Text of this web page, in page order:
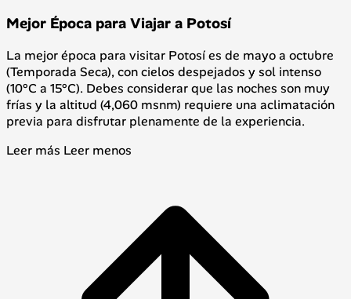
Mejor Época para Viajar a Potosí
La mejor época para visitar Potosí es de mayo a octubre
(Temporada Seca), con cielos despejados y sol intenso
(10°C a 15°C). Debes considerar que las noches son muy
frías y la altitud (4,060 msnm) requiere una aclimatación
previa para disfrutar plenamente de la experiencia.
Leer más Leer menos